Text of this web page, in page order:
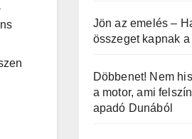
Jön az emelés –
összeget kapnak
Döbbenet! Nem
a motor, ami
apadó Dunából